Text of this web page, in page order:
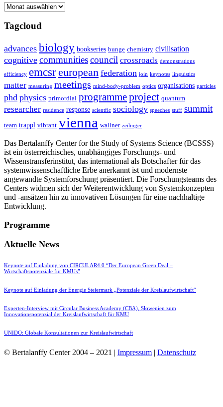
Archive
Tagcloud
advances biology bookseries bunge chemistry civilisation
cognitive communitiescouncil crossroads demonstrations
efficiency emcsreuropean federation join keynotes linguistics
matter measuring meetings mind-body-problem optics organisations particles
phd physics primordial programmeproject quantum
researcher residence response scientfic sociology speeches stuff summit
team trappl vibrant vienna wallner zeilinger
Das Bertalanffy Center for the Study of Systems Science (BCSSS)
ist ein österreichisches, unabhängiges Forschungs- und
Wissenstransferinstitut, das international als Botschafter für das
systemwissenschaftliche Erbe anerkannt ist und modernste
angewandte Systemforschung präsentiert. Die Forschungsteams des
Centers widmen sich der Weiterentwicklung von Systemkonzepten
und -ansätzen hin zu innovativen Lösungen für eine nachhaltige
Entwicklung.
Programme
Aktuelle News
Keynote auf Einladung von CIRCULAR4.0 “Der European Green Deal –
Wirtschaftspotenziale für KMUs”
Keynote auf Einladung der Energie Steiermark „Potenziale der Kreislaufwirtschaft“
Experten-Interview mit Circular Business Academy (CBA), Slowenien zum
Innovationspotenzial der Kreislaufwirtschaft für KMU
UNIDO: Globale Konsultationen zur Kreislaufwirtschaft
© Bertalanffy Center 2004 – 2021 | Impressum | Datenschutz